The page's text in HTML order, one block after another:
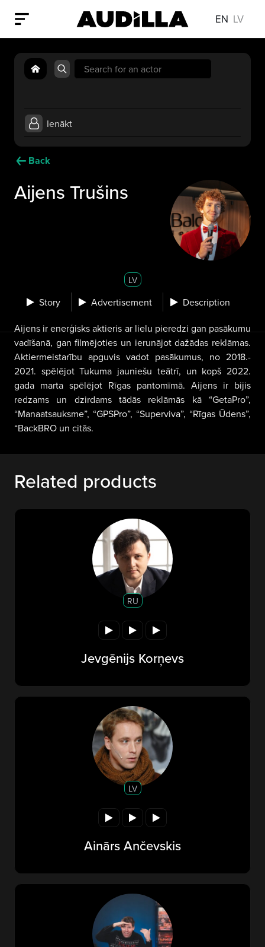
EN LV
Search
for:
Ienākt
Back
Aijens Trušins
LV
Story Advertisement Description
Aijens ir enerģisks aktieris ar lielu pieredzi gan pasākumu
vadīšanā, gan filmējoties un ierunājot dažādas reklāmas.
Aktiermeistarību apguvis vadot pasākumus, no 2018.-
2021. spēlējot Tukuma jauniešu teātrī, un kopš 2022.
gada marta spēlējot Rīgas pantomīmā. Aijens ir bijis
redzams un dzirdams tādās reklāmās kā “GetaPro”,
“Manaatsauksme”, “GPSPro”, “Superviva”, “Rīgas Ūdens”,
“BackBRO un citās.
Related products
RU
Jevgēnijs Korņevs
LV
Ainārs Ančevskis